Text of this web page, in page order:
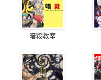
暗殺教室